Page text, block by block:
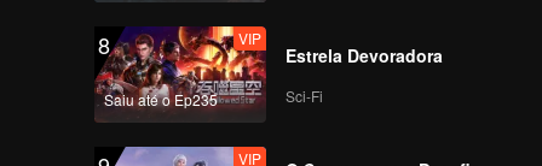
8
Saiu até o Ep235
VIP
Estrela Devoradora
Sci-Fi
VIP